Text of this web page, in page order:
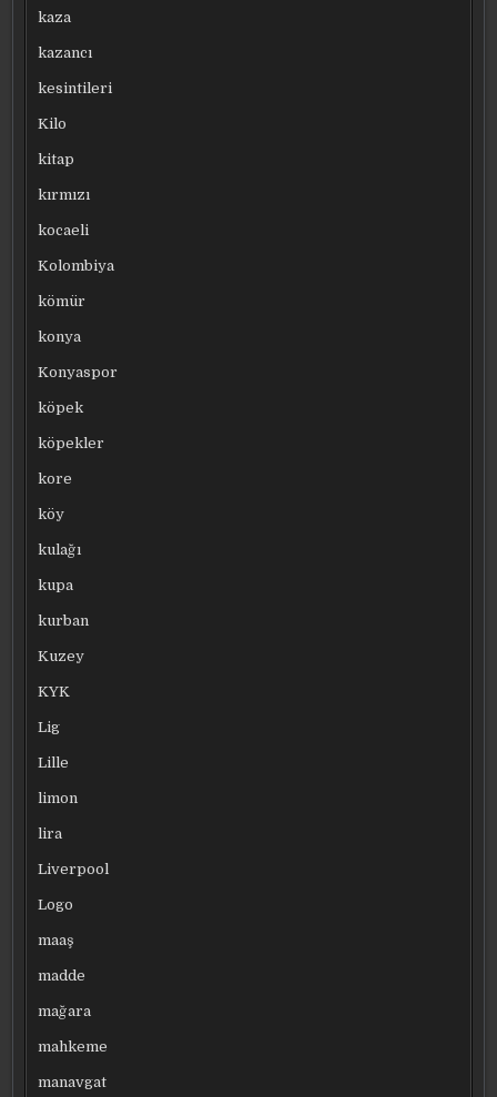
kaza
kazancı
kesintileri
Kilo
kitap
kırmızı
kocaeli
Kolombiya
kömür
konya
Konyaspor
köpek
köpekler
kore
köy
kulağı
kupa
kurban
Kuzey
KYK
Lig
Lille
limon
lira
Liverpool
Logo
maaş
madde
mağara
mahkeme
manavgat